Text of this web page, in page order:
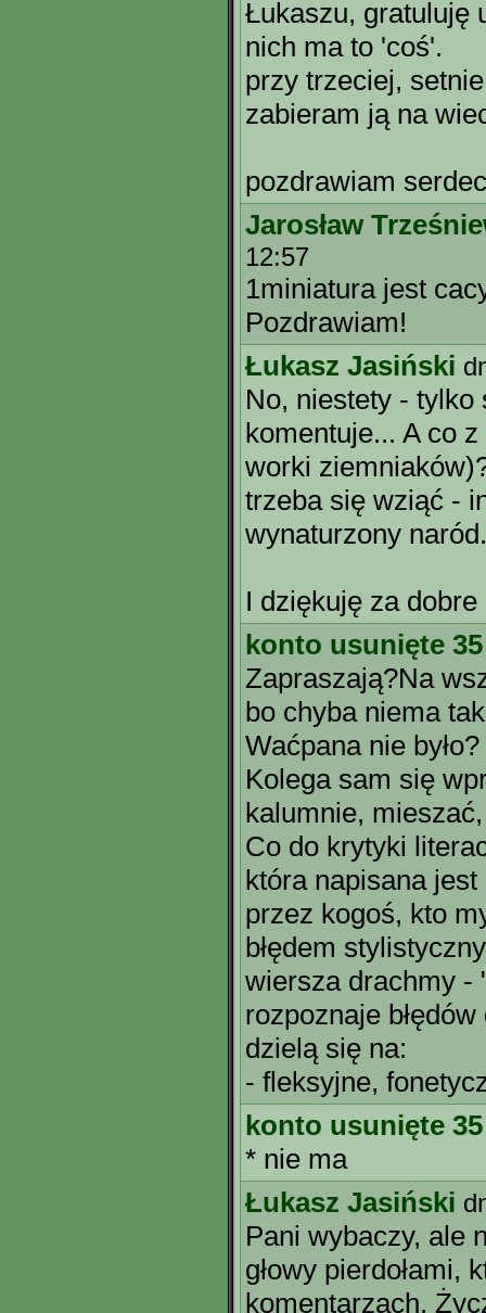
Łukaszu, gratuluję
nich ma to 'coś'.
przy trzeciej,
zabieram ją na
pozdrawiam
Jarosław
12:57
1miniatura jest
Pozdrawiam!
Łukasz Jasiński
No, niestety - tylko
komentuje... A co z
worki
trzeba się wziąć -
wynaturzony
I dziękuję za dobre
konto usunięte 35
Zapraszają?Na
bo chyba niema
Waćpana nie
Kolega sam się
kalumnie,
Co do krytyki
która napisana
przez kogoś, kto
błędem
wiersza drachmy -
rozpoznaje
dzielą się na:
- fleksyjne,
konto usunięte 35
* nie ma
Łukasz Jasiński
Pani wybaczy, ale
głowy pierdołami,
komentarzach.